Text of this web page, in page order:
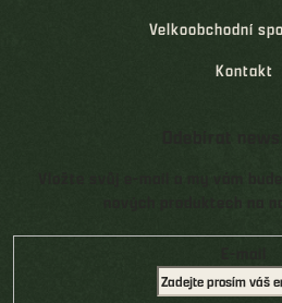
Velkoobchodní
Kontakt